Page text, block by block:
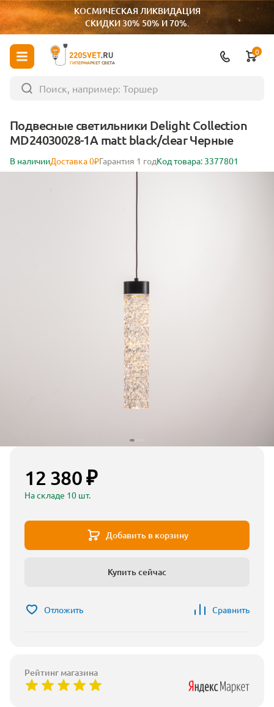
КОСМИЧЕСКАЯ ЛИКВИДАЦИЯ
СКИДКИ 30% 50% И 70%.
ГИПЕРМАРКЕТ СВЕТА
0
Подвесные светильники Delight Collection
MD24030028-1A matt black/clear Черные
В наличииДоставка 0₽Гарантия 1 годКод товара: 3377801
12 380 ₽
На складе 10 шт.
Добавить в корзину
Купить сейчас
Отложить Сравнить
Рейтинг магазина